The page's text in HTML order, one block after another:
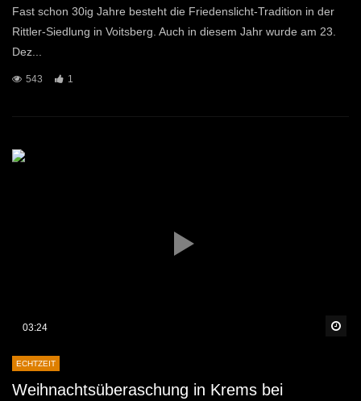
Fast schon 30ig Jahre besteht die Friedenslicht-Tradition in der
Rittler-Siedlung in Voitsberg. Auch in diesem Jahr wurde am 23.
Dez...
543 1
03:24
ECHTZEIT
Weihnachtsüberaschung in Krems bei